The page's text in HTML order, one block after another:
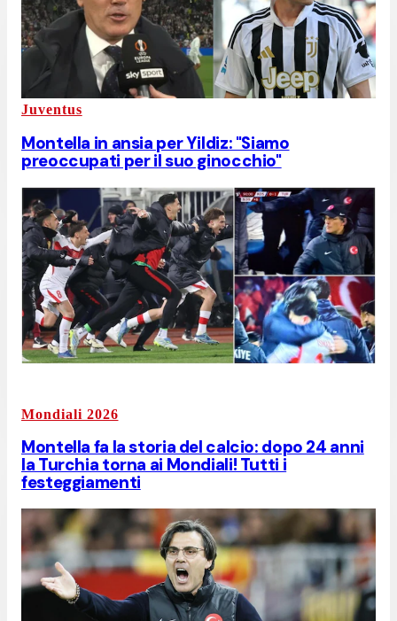
Juventus
Montella in ansia per Yildiz: "Siamo
preoccupati per il suo ginocchio"
Mondiali 2026
Montella fa la storia del calcio: dopo 24 anni
la Turchia torna ai Mondiali! Tutti i
festeggiamenti